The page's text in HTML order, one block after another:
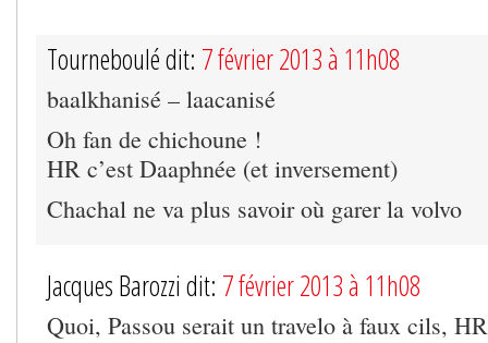
Tourneboulé dit: 7 février 2013 à 11h08
baalkhanisé – laacanisé
Oh fan de chichoune !
HR c’est Daaphnée (et inversement)
Chachal ne va plus savoir où garer la volvo
Jacques Barozzi dit: 7 février 2013 à 11h08
Quoi, Passou serait un travelo à faux cils,